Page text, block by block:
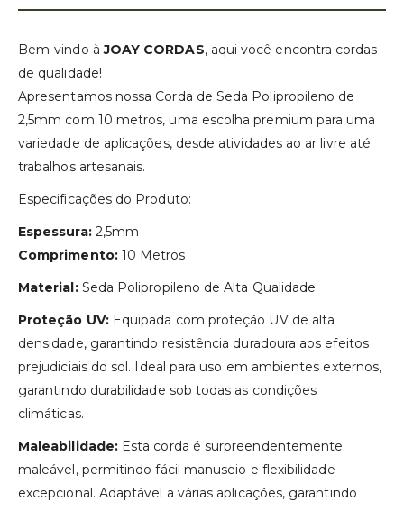
Bem-vindo àJOAY CORDAS, aqui você encontra cordas
de qualidade!
Apresentamos nossa Corda de Seda Polipropileno de
2,5mm com 10 metros, uma escolha premium para uma
variedade de aplicações, desde atividades ao ar livre até
trabalhos artesanais.
Especificações do Produto:
Espessura:2,5mm
Comprimento:10 Metros
Material:Seda Polipropileno de Alta Qualidade
Proteção UV:Equipada com proteção UV de alta
densidade, garantindo resistência duradoura aos efeitos
prejudiciais do sol. Ideal para uso em ambientes externos,
garantindo durabilidade sob todas as condições
climáticas.
Maleabilidade:Esta corda é surpreendentemente
maleável, permitindo fácil manuseio e flexibilidade
excepcional. Adaptável a várias aplicações, garantindo